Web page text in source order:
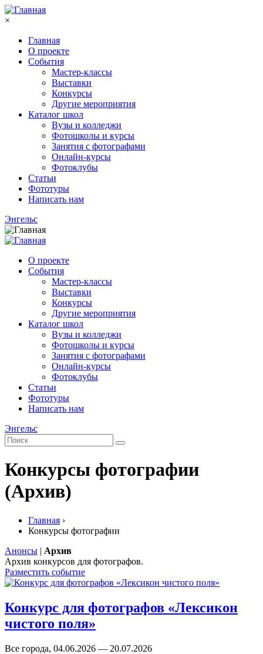
Перейти к основному содержанию
×
Главная
О проекте
События
Мастер-классы
Выставки
Конкурсы
Другие мероприятия
Каталог школ
Вузы и колледжи
Фотошколы и курсы
Занятия с фотографами
Онлайн-курсы
Фотоклубы
Статьи
Фототуры
Написать нам
Энгельс
О проекте
События
Мастер-классы
Выставки
Конкурсы
Другие мероприятия
Каталог школ
Вузы и колледжи
Фотошколы и курсы
Занятия с фотографами
Онлайн-курсы
Фотоклубы
Статьи
Фототуры
Написать нам
Энгельс
Конкурсы фотографии
(Архив)
Главная ›
Конкурсы фотографии
Анонсы | Архив
Архив конкурсов для фотографов.
Разместить событие
Конкурс для фотографов «Лексикон
чистого поля»
Все города, 04.06.2026 — 20.07.2026